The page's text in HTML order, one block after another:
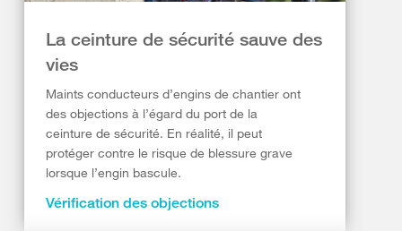
La ceinture de sécurité sauve des
vies
Maints conducteurs d’engins de chantier ont
des objections à l’égard du port de la
ceinture de sécurité. En réalité, il peut
protéger contre le risque de blessure grave
lorsque l’engin bascule.
Vérification des objections